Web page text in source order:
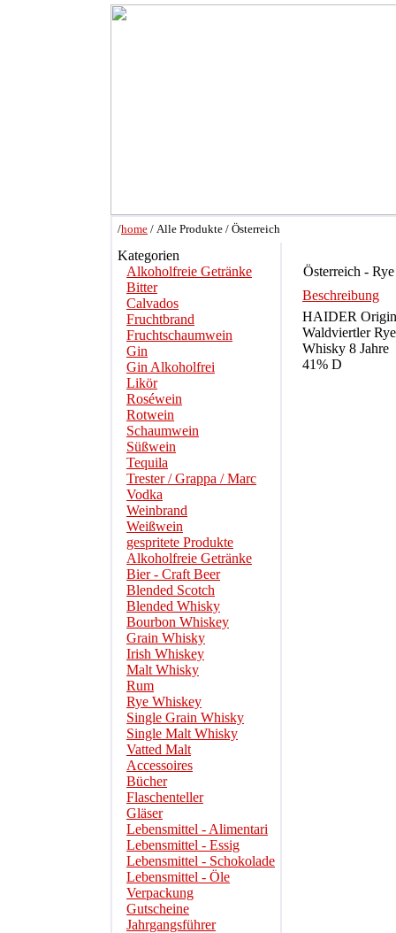
/home / Alle Produkte / Österreich
Kategorien
Alkoholfreie Getränke
Bitter
Calvados
Fruchtbrand
Fruchtschaumwein
Gin
Gin Alkoholfrei
Likör
Roséwein
Rotwein
Schaumwein
Süßwein
Tequila
Trester / Grappa / Marc
Vodka
Weinbrand
Weißwein
gespritete Produkte
Alkoholfreie Getränke
Bier - Craft Beer
Blended Scotch
Blended Whisky
Bourbon Whiskey
Grain Whisky
Irish Whiskey
Malt Whisky
Rum
Rye Whiskey
Single Grain Whisky
Single Malt Whisky
Vatted Malt
Accessoires
Bücher
Flaschenteller
Gläser
Lebensmittel - Alimentari
Lebensmittel - Essig
Lebensmittel - Schokolade
Lebensmittel - Öle
Verpackung
Gutscheine
Jahrgangsführer
Österreich -
Beschreibung
HAIDER
Waldviertler Rye
Whisky 8 Jahre
41% D